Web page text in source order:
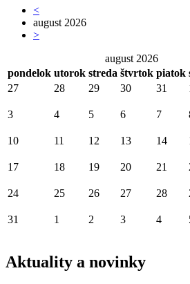
<
august 2026
>
august 2026
pondelok utorok streda štvrtok piatok
27
28 29 30 31
3 4 5 6 7
10 11 12 13 14
17 18 19 20 21
24 25 26 27 28
31 1 2 3 4
Aktuality a novinky